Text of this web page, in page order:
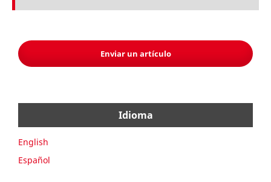
Enviar un artículo
Idioma
English
Español